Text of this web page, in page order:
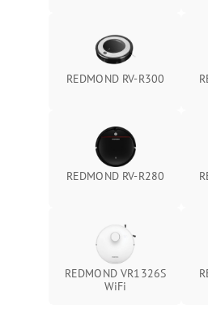
REDMOND RV-R300
REDMOND RV-R280
REDMOND VR1326S
WiFi